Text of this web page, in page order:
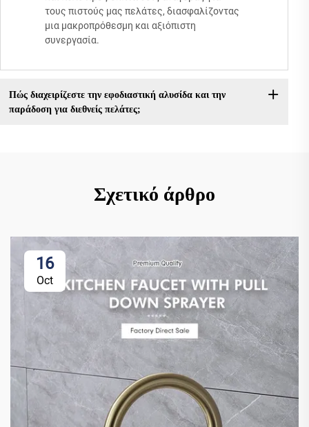
τους πιστούς μας πελάτες, διασφαλίζοντας
μια μακροπρόθεσμη και αξιόπιστη
συνεργασία.
Πώς διαχειρίζεστε την εφοδιαστική αλυσίδα και την
παράδοση για διεθνείς πελάτες;
Σχετικό άρθρο
16
Oct